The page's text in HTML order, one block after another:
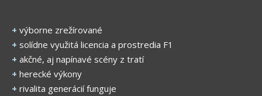
+ výborne zrežírované
+ solídne využitá licencia a prostredia F1
+ akčné, aj napínavé scény z tratí
+ herecké výkony
+ rivalita generácií funguje